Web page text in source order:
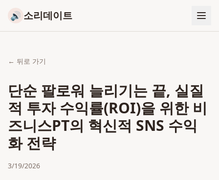
🔊 소리데이트
← 뒤로 가기
단순 팔로워 늘리기는 끝, 실질
적 투자 수익률(ROI)을 위한 비
즈니스PT의 혁신적 SNS 수익
화 전략
3/19/2026